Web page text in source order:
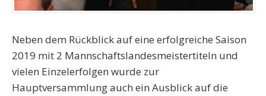
Neben dem Rückblick auf eine erfolgreiche Saison
2019 mit 2 Mannschaftslandesmeistertiteln und
vielen Einzelerfolgen wurde zur
Hauptversammlung auch ein Ausblick auf die